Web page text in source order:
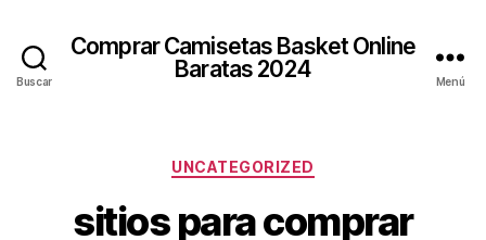
Buscar
Comprar Camisetas Basket Online
Baratas 2024
Menú
Categorías
UNCATEGORIZED
sitios para comprar